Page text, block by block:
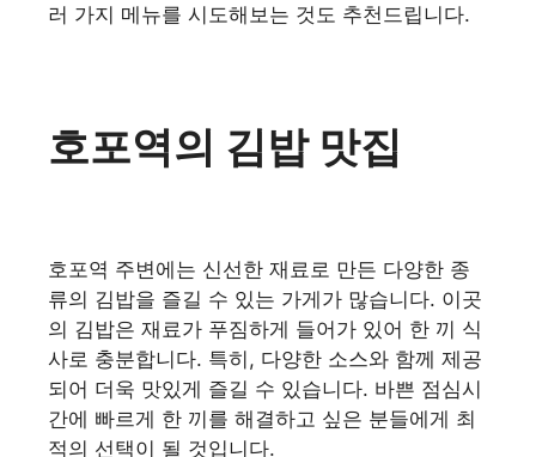
러 가지 메뉴를 시도해보는 것도 추천드립니다.
호포역의 김밥 맛집
호포역 주변에는 신선한 재료로 만든 다양한 종
류의 김밥을 즐길 수 있는 가게가 많습니다. 이곳
의 김밥은 재료가 푸짐하게 들어가 있어 한 끼 식
사로 충분합니다. 특히, 다양한 소스와 함께 제공
되어 더욱 맛있게 즐길 수 있습니다. 바쁜 점심시
간에 빠르게 한 끼를 해결하고 싶은 분들에게 최
적의 선택이 될 것입니다.